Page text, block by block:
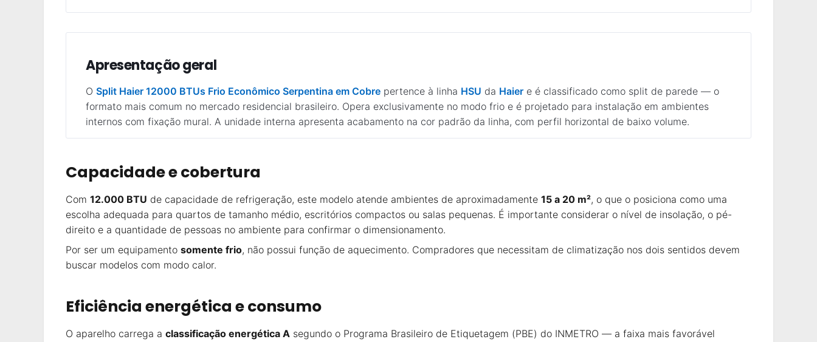
Apresentação geral
O Split Haier 12000 BTUs Frio Econômico Serpentina em Cobre pertence à linha HSU da Haier e é classificado como split de parede — o
formato mais comum no mercado residencial brasileiro. Opera exclusivamente no modo frio e é projetado para instalação em ambientes
internos com fixação mural. A unidade interna apresenta acabamento na cor padrão da linha, com perfil horizontal de baixo volume.
Capacidade e cobertura
Com 12.000 BTU de capacidade de refrigeração, este modelo atende ambientes de aproximadamente 15 a 20 m², o que o posiciona como uma
escolha adequada para quartos de tamanho médio, escritórios compactos ou salas pequenas. É importante considerar o nível de insolação, o pé-
direito e a quantidade de pessoas no ambiente para confirmar o dimensionamento.
Por ser um equipamento somente frio, não possui função de aquecimento. Compradores que necessitam de climatização nos dois sentidos devem
buscar modelos com modo calor.
Eficiência energética e consumo
O aparelho carrega a classificação energética A segundo o Programa Brasileiro de Etiquetagem (PBE) do INMETRO — a faixa mais favorável